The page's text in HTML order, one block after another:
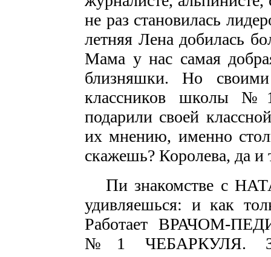
не раз становилась
летняя Лена добилась
Мама у нас самая
близняшки. Но
классников школы
подарили своей
их мнению, именно
скажешь? Королева, да и
Пи знакомстве с
удивляешься: и как
Работает ВРАЧОМ-
№1 ЧЕБАРКУЛЯ.